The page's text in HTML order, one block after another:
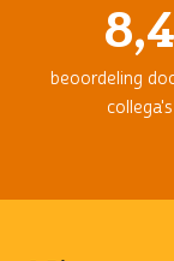
8,4
beoordeling
collega's